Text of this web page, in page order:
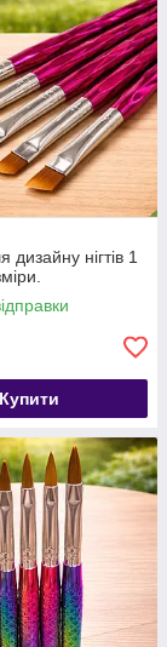
дизайну нігтів 1
Купити